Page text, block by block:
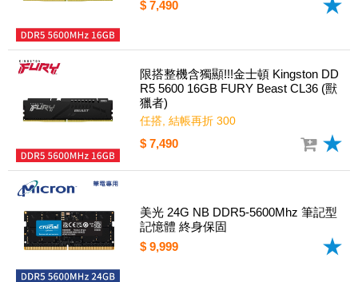
$ 7,490
限搭整機含獨顯!!!金士頓 Kingston DD
R5 5600 16GB FURY Beast CL36 (獸
獵者)
任搭, 結帳再折 300
$ 7,490
美光 24G NB DDR5-5600Mhz 筆記型
記憶體 終身保固
$ 9,999